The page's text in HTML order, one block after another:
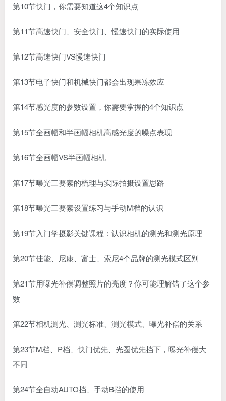
第10节快门，你需要知道这4个知识点
第11节高速快门、安全快门、慢速快门的实际使用
第12节高速快门VS慢速快门
第13节电子快门和机械快门都会出现果冻效应
第14节感光度的参数设置，你需要掌握的4个知识点
第15节全画幅和半画幅相机高感光度的噪点表现
第16节全画幅VS半画幅相机
第17节曝光三要素的梳理与实际拍摄设置思路
第18节曝光三要素设置练习与手动M档的认识
第19节入门学摄影关键课程：认识相机的测光和测光原理
第20节佳能、尼康、富士、索尼4个品牌的测光模式区别
第21节用曝光补偿调整照片的亮度？你可能理解错了这个参
数
第22节相机测光、测光标准、测光模式、曝光补偿的关系
第23节M档、P档、快门优先、光圈优先挡下，曝光补偿大
不同
第24节全自动AUTO挡、手动B挡的使用